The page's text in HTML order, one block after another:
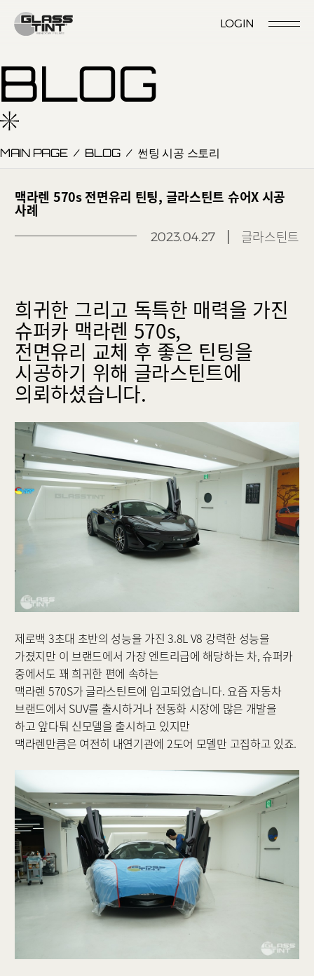
LOGIN
NANO CERAMIC
WINDOW TINT
Nano Ceramic Window Tint
Rode
Santana
Optic W
Camo
BLOG
SUPPORT
ABOUT GLASSTINT
CONTACT US
MAIN PAGE / BLOG / 썬팅 시공 스토리
맥라렌 570s 전면유리 틴팅, 글라스틴트 슈어X 시공
사례
2023.04.27 글라스틴트
희귀한 그리고 독특한 매력을 가진
슈퍼카 맥라렌 570s,
전면유리 교체 후 좋은 틴팅을
시공하기 위해 글라스틴트에
의뢰하셨습니다.
제로백 3초대 초반의 성능을 가진 3.8L V8 강력한 성능을
가졌지만 이 브랜드에서 가장 엔트리급에 해당하는 차, ​슈퍼카
중에서도 꽤 희귀한 편에 속하는
맥라렌 570S가 글라스틴트에 입고되었습니다. 요즘 자동차
브랜드에서 SUV를 출시하거나 전동화 시장에 많은 개발을
하고 앞다퉈 신모델을 출시하고 있지만
맥라렌만큼은 여전히 내연기관에 2도어 모델만 고집하고 있죠.